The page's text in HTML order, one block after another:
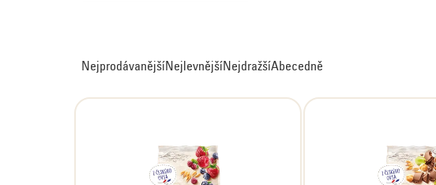
Ř
z
NejprodávanějšíNejlevnějšíNejdražšíAbecedně